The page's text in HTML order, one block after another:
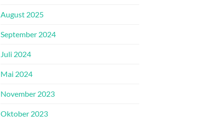
August 2025
September 2024
Juli 2024
Mai 2024
November 2023
Oktober 2023